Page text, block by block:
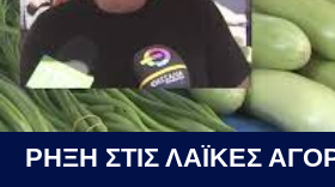
ΡΗΞΗ ΣΤΙΣ ΛΑΪΚΕΣ